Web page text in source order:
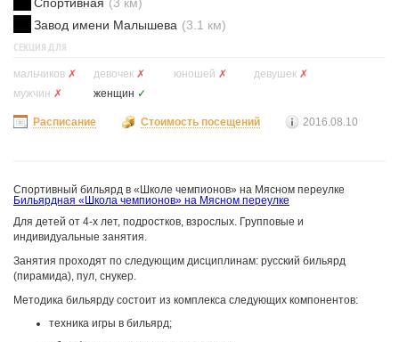
Завод имени Малышева (3.1 км)
СЕКЦИЯ ДЛЯ
мальчиков ✗ девочек ✗ юношей ✗ девушек ✗
мужчин ✗ женщин ✓
Расписание Стоимость посещений 2016.08.10
Спортивный бильярд в «Школе чемпионов» на Мясном переулке
Бильярдная «Школа чемпионов» на Мясном переулке
Для детей от 4-х лет, подростков, взрослых. Групповые и
индивидуальные занятия.
Занятия проходят по следующим дисциплинам: русский бильярд
(пирамида), пул, снукер.
Методика бильярду состоит из комплекса следующих компонентов:
техника игры в бильярд;